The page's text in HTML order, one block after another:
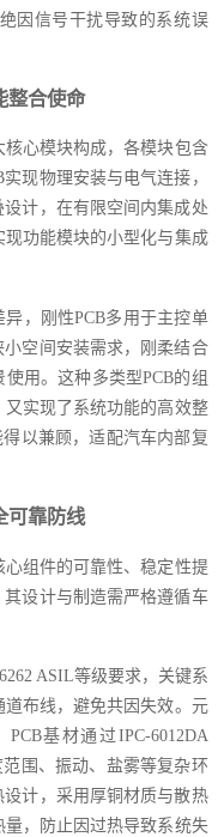
因信号干扰导致的系统误
整合使命
心模块构成，各模块包含
现物理安装与电气连接，
计，在有限空间内集成处
功能模块的小型化与集成
，刚性PCB多用于主控单
空间安装需求，刚柔结合
用。这种多类型PCB的组
实现了系统功能的高效整
以兼顾，适配汽车内部复
可靠防线
组件的可靠性、稳定性提
设计与制造需严格遵循车
ASIL等级要求，关键系
布线，避免共因失效。元
PCB基材通过IPC-6012DA
围、振动、盐雾等复杂环
计，采用厚铜材质与散热
，防止因过热导致系统失